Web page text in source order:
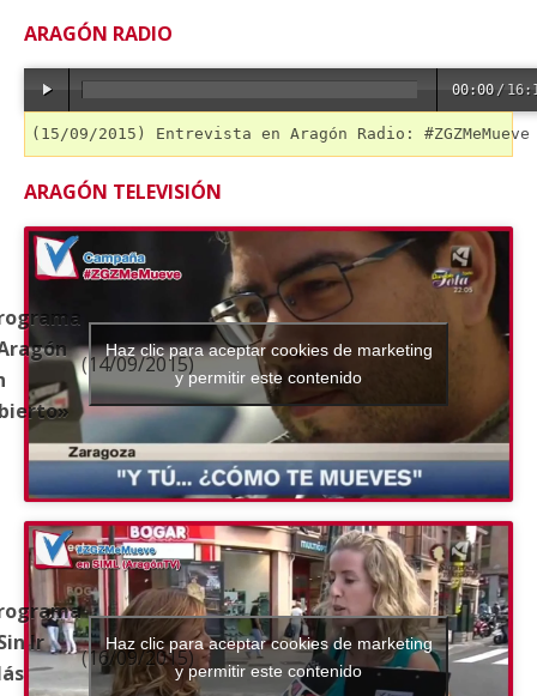
ARAGÓN RADIO
00:00 /
(15/09/2015) Entrevista en Aragón Radio:
ARAGÓN TELEVISIÓN
(14/09/2015)
Haz clic para aceptar cookies de marketing
y permitir este contenido
Ir
(16/09/2015)
Haz clic para aceptar cookies de marketing
y permitir este contenido